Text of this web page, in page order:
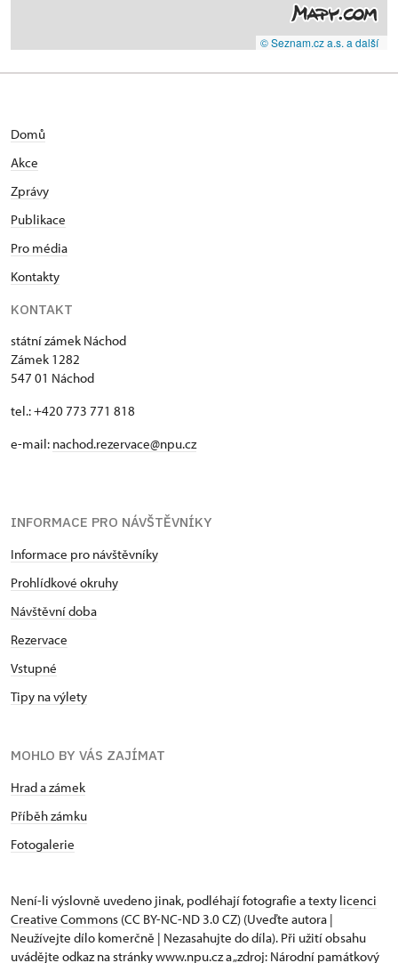
© Seznam.cz a.s. a další
Domů
Akce
Zprávy
Publikace
Pro média
Kontakty
KONTAKT
státní zámek Náchod
Zámek 1282
547 01 Náchod
tel.: +420 773 771 818
e-mail: nachod.rezervace@npu.cz
INFORMACE PRO NÁVŠTĚVNÍKY
Informace pro návštěvníky
Prohlídkové okruhy
Návštěvní doba
Rezervace
Vstupné
Tipy na výlety
MOHLO BY VÁS ZAJÍMAT
Hrad a zámek
Příběh zámku
Fotogalerie
Není-li výslovně uvedeno jinak, podléhají fotografie a texty licenci
Creative Commons (CC BY-NC-ND 3.0 CZ) (Uveďte autora |
Neužívejte dílo komerčně | Nezasahujte do díla). Při užití obsahu
uvádějte odkaz na stránky www.npu.cz a „zdroj: Národní památkový